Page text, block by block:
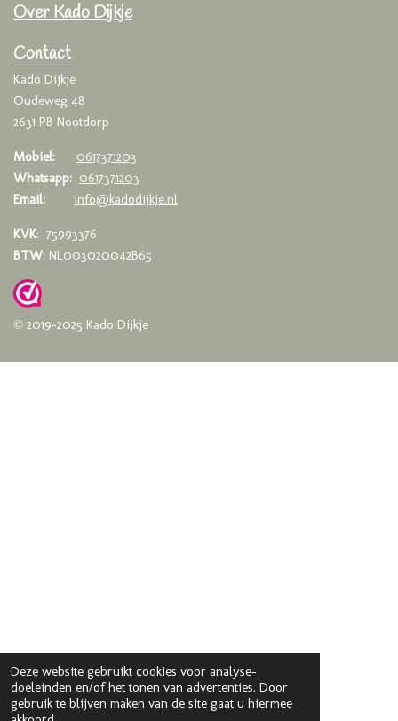
Deze website gebruikt cookies voor analyse-
doeleinden en/of het tonen van advertenties. Door
gebruik te blijven maken van de site gaat u hiermee
b
o
k
a
r
a
m
s
Over Kado Dijkje
Contact
Kado Dijkje
Oudeweg 48
2631 PB Nootdorp
Mobiel:
0617371203
Whatsapp: 0617371203
Email:
info@kadodijkje.nl
KVK: 75993376
BTW: NL003020042B65
© 2019-2025 Kado Dijkje